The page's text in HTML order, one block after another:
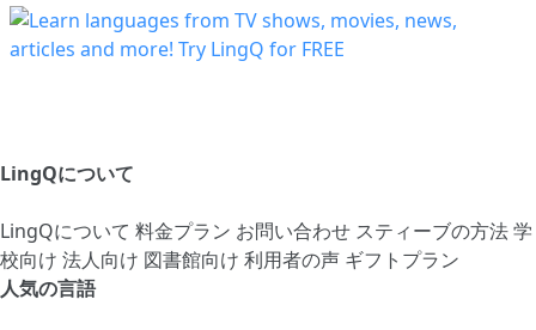
LingQについて
LingQについて 料金プラン お問い合わせ スティーブの方法学
校向け 法人向け 図書館向け 利用者の声 ギフトプラン
人気の言語